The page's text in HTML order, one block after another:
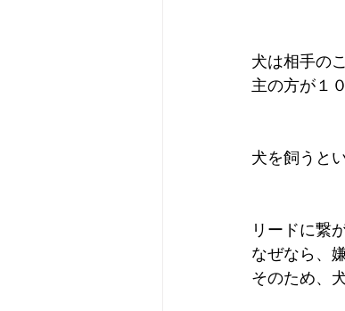
犬は相手の
主の方が１
犬を飼うと
リードに繋
なぜなら、
そのため、